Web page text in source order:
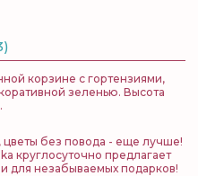
корзине с гортензиями,
зеленью. Высота
цветы без повода - еще лучше!
круглосуточно предлагает
для незабываемых подарков!